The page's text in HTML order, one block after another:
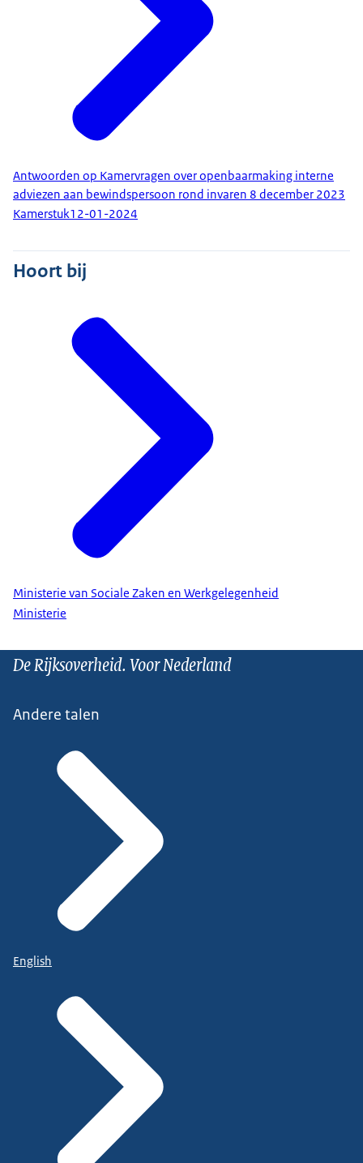
Antwoorden op Kamervragen over openbaarmaking interne
adviezen aan bewindspersoon rond invaren 8 december 2023
Kamerstuk12-01-2024
Hoort bij
Ministerie van Sociale Zaken en Werkgelegenheid
Ministerie
De Rijksoverheid. Voor Nederland
Andere talen
English